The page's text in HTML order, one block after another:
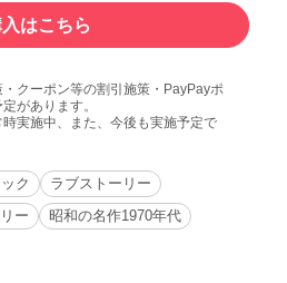
はこちら
クーポン等の割引施策・PayPayポ
があります。
実施中、また、今後も実施予定で
ク
ラブストーリー
ー
昭和の名作1970年代